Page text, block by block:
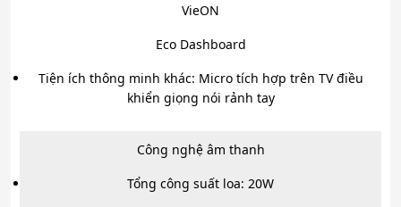
VieON
Eco Dashboard
Tiện ích thông minh khác: Micro tích hợp trên TV điều
khiển giọng nói rảnh tay
Công nghệ âm thanh
Tổng công suất loa: 20W